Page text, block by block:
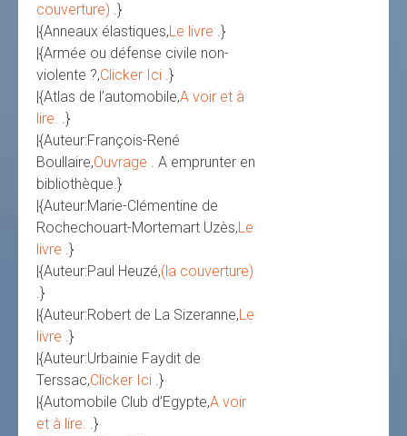
couverture) .}
|{Anneaux élastiques,Le livre .}
|{Armée ou défense civile non-
violente ?,Clicker Ici .}
|{Atlas de l’automobile,A voir et à
lire. .}
|{Auteur:François-René
Boullaire,Ouvrage . A emprunter en
bibliothèque.}
|{Auteur:Marie-Clémentine de
Rochechouart-Mortemart Uzès,Le
livre .}
|{Auteur:Paul Heuzé,(la couverture)
.}
|{Auteur:Robert de La Sizeranne,Le
livre .}
|{Auteur:Urbainie Faydit de
Terssac,Clicker Ici .}
|{Automobile Club d’Egypte,A voir
et à lire. .}